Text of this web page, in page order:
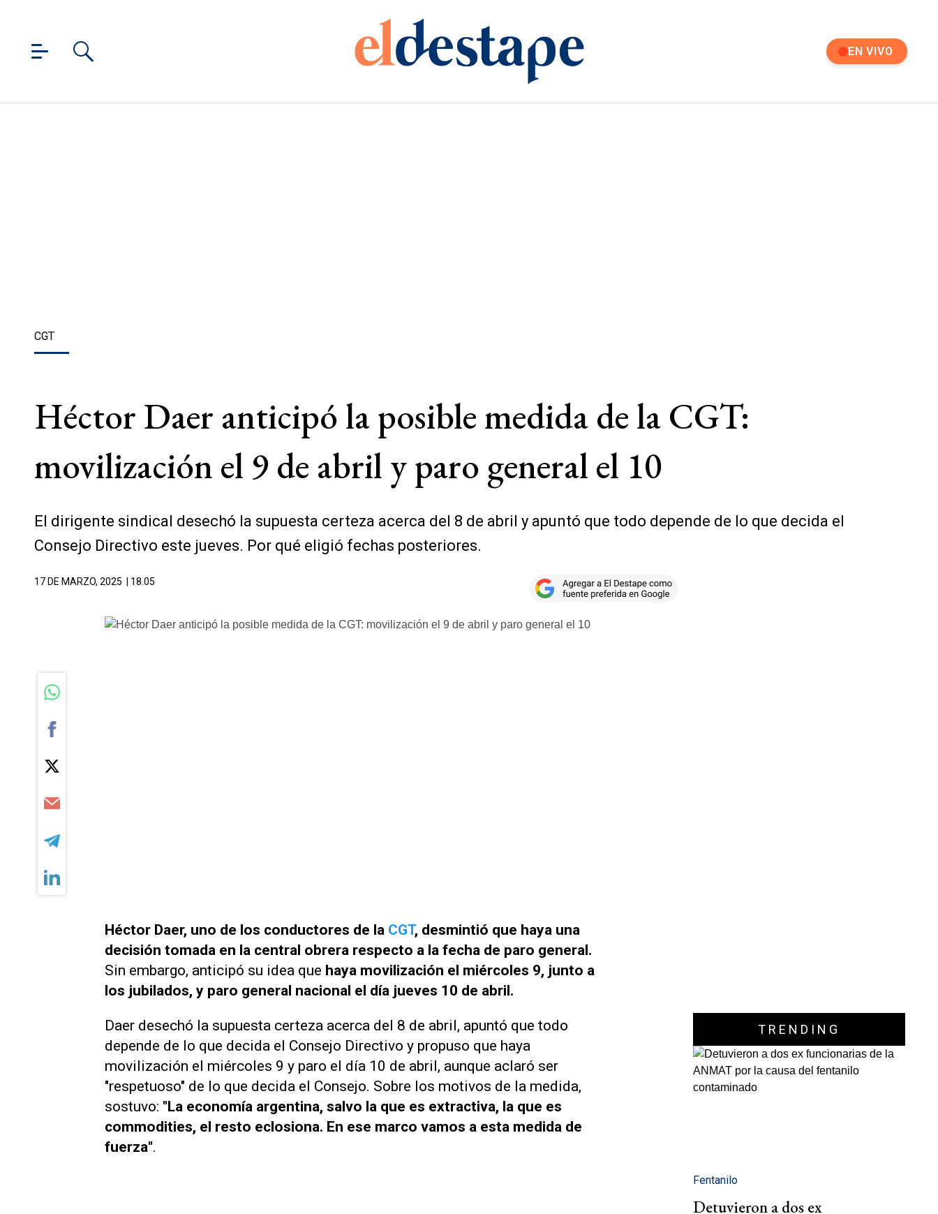
EN VIVO
CGT
Héctor Daer anticipó la posible medida de la CGT:
movilización el 9 de abril y paro general el 10
El dirigente sindical desechó la supuesta certeza acerca del 8 de abril y apuntó que todo depende de lo que decida el
Consejo Directivo este jueves. Por qué eligió fechas posteriores.
17 DE MARZO, 2025 | 18.05
Héctor Daer, uno de los conductores de la CGT, desmintió que haya una
decisión tomada en la central obrera respecto a la fecha de paro general.
Sin embargo, anticipó su idea que haya movilización el miércoles 9, junto a
los jubilados, y paro general nacional el día jueves 10 de abril.
Daer desechó la supuesta certeza acerca del 8 de abril, apuntó que todo
depende de lo que decida el Consejo Directivo y propuso que haya
movilización el miércoles 9 y paro el día 10 de abril, aunque aclaró ser
"respetuoso" de lo que decida el Consejo. Sobre los motivos de la medida,
sostuvo: "La economía argentina, salvo la que es extractiva, la que es
commodities, el resto eclosiona. En ese marco vamos a esta medida de
fuerza".
TRENDING
Fentanilo
Detuvieron a dos ex